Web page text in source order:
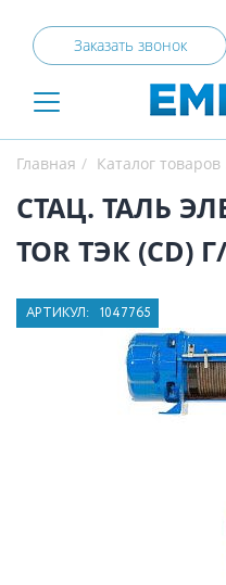
Заказать звонок
Главная Каталог товаров
СТАЦ. ТАЛЬ
TOR ТЭК (CD)
АРТИКУЛ: 1047765